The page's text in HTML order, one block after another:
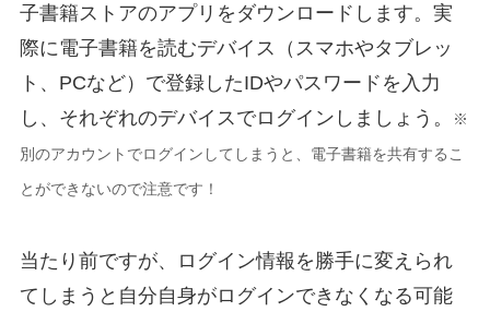
子書籍ストアのアプリをダウンロードします。実
際に電子書籍を読むデバイス（スマホやタブレッ
ト、PCなど）で登録したIDやパスワードを入力
し、それぞれのデバイスでログインしましょう。
※
別のアカウントでログインしてしまうと、電子書籍を共有するこ
とができないので注意です！
当たり前ですが、ログイン情報を勝手に変えられ
てしまうと自分自身がログインできなくなる可能